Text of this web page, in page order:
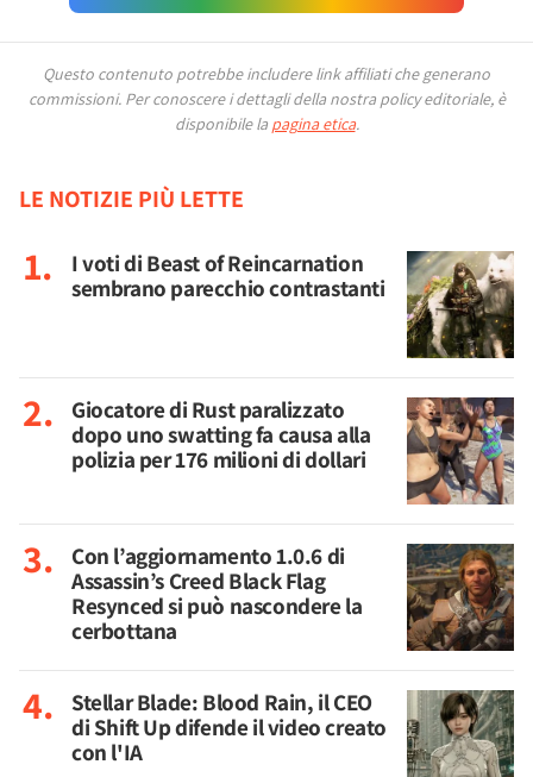
Questo contenuto potrebbe includere link affiliati che generano
commissioni. Per conoscere i dettagli della nostra policy editoriale, è
disponibile la pagina etica.
LE NOTIZIE PIÙ LETTE
I voti di Beast of Reincarnation
sembrano parecchio contrastanti
Giocatore di Rust paralizzato
dopo uno swatting fa causa alla
polizia per 176 milioni di dollari
Con l’aggiornamento 1.0.6 di
Assassin’s Creed Black Flag
Resynced si può nascondere la
cerbottana
Stellar Blade: Blood Rain, il CEO
di Shift Up difende il video creato
con l'IA